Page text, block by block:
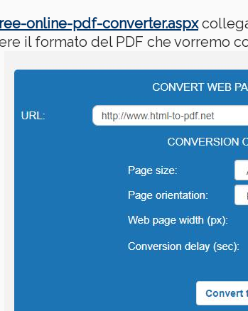
online-pdf-converter.aspx
il formato del PDF che vorremo